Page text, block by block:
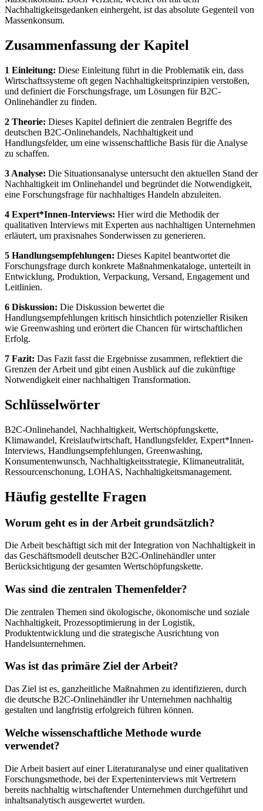
Nachhaltigkeitsgedanken einhergeht, ist das absolute Gegenteil von
Massenkonsum.
Zusammenfassung der Kapitel
1 Einleitung: Diese Einleitung führt in die Problematik ein, dass
Wirtschaftssysteme oft gegen Nachhaltigkeitsprinzipien verstoßen,
und definiert die Forschungsfrage, um Lösungen für B2C-
Onlinehändler zu finden.
2 Theorie: Dieses Kapitel definiert die zentralen Begriffe des
deutschen B2C-Onlinehandels, Nachhaltigkeit und
Handlungsfelder, um eine wissenschaftliche Basis für die Analyse
zu schaffen.
3 Analyse: Die Situationsanalyse untersucht den aktuellen Stand der
Nachhaltigkeit im Onlinehandel und begründet die Notwendigkeit,
eine Forschungsfrage für nachhaltiges Handeln abzuleiten.
4 Expert*Innen-Interviews: Hier wird die Methodik der
qualitativen Interviews mit Experten aus nachhaltigen Unternehmen
erläutert, um praxisnahes Sonderwissen zu generieren.
5 Handlungsempfehlungen: Dieses Kapitel beantwortet die
Forschungsfrage durch konkrete Maßnahmenkataloge, unterteilt in
Entwicklung, Produktion, Verpackung, Versand, Engagement und
Leitlinien.
6 Diskussion: Die Diskussion bewertet die
Handlungsempfehlungen kritisch hinsichtlich potenzieller Risiken
wie Greenwashing und erörtert die Chancen für wirtschaftlichen
Erfolg.
7 Fazit: Das Fazit fasst die Ergebnisse zusammen, reflektiert die
Grenzen der Arbeit und gibt einen Ausblick auf die zukünftige
Notwendigkeit einer nachhaltigen Transformation.
Schlüsselwörter
B2C-Onlinehandel, Nachhaltigkeit, Wertschöpfungskette,
Klimawandel, Kreislaufwirtschaft, Handlungsfelder, Expert*Innen-
Interviews, Handlungsempfehlungen, Greenwashing,
Konsumentenwunsch, Nachhaltigkeitsstrategie, Klimaneutralität,
Ressourcenschonung, LOHAS, Nachhaltigkeitsmanagement.
Häufig gestellte Fragen
Worum geht es in der Arbeit grundsätzlich?
Die Arbeit beschäftigt sich mit der Integration von Nachhaltigkeit in
das Geschäftsmodell deutscher B2C-Onlinehändler unter
Berücksichtigung der gesamten Wertschöpfungskette.
Was sind die zentralen Themenfelder?
Die zentralen Themen sind ökologische, ökonomische und soziale
Nachhaltigkeit, Prozessoptimierung in der Logistik,
Produktentwicklung und die strategische Ausrichtung von
Handelsunternehmen.
Was ist das primäre Ziel der Arbeit?
Das Ziel ist es, ganzheitliche Maßnahmen zu identifizieren, durch
die deutsche B2C-Onlinehändler ihr Unternehmen nachhaltig
gestalten und langfristig erfolgreich führen können.
Welche wissenschaftliche Methode wurde
verwendet?
Die Arbeit basiert auf einer Literaturanalyse und einer qualitativen
Forschungsmethode, bei der Experteninterviews mit Vertretern
bereits nachhaltig wirtschaftender Unternehmen durchgeführt und
inhaltsanalytisch ausgewertet wurden.